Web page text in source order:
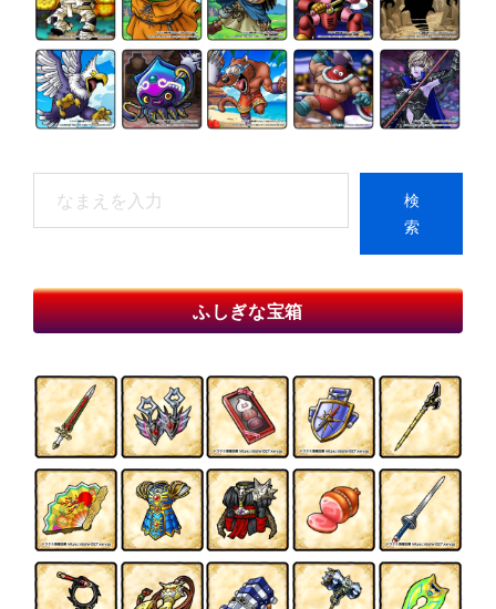
検
索
ふしぎな宝箱